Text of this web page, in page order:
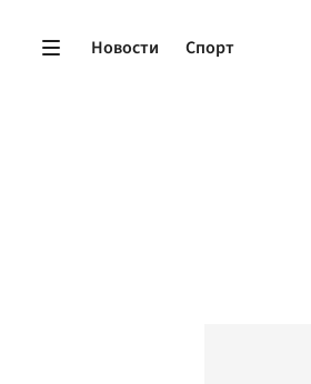
Новости Спорт